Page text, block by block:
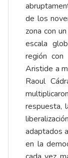
de los
zona con
escala
región
Aristide a
Raoul
respuesta,
adaptados
en la